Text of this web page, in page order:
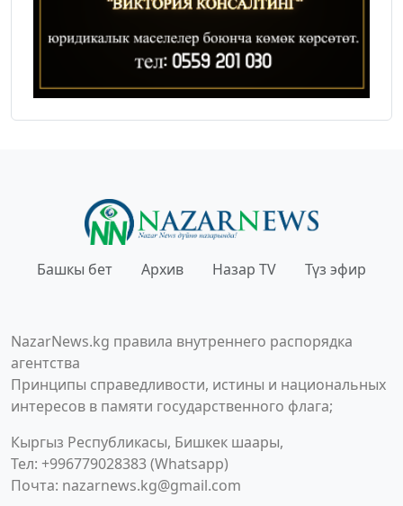
Башкы бет Архив Назар TV Түз эфир
NazarNews.kg правила внутреннего распорядка
агентства
Принципы справедливости, истины и национальных
интересов в памяти государственного флага;
Кыргыз Республикасы, Бишкек шаары,
Тел: +996779028383 (Whatsapp)
Почта: nazarnews.kg@gmail.com